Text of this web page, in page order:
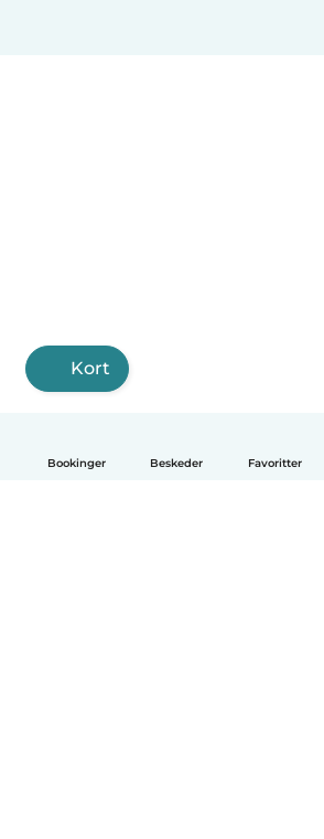
Bookinger Beskeder Favoritter
Kort